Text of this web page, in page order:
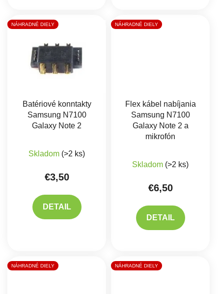
NÁHRADNÉ DIELY
Batériové konntakty
Samsung N7100
Galaxy Note 2
Skladom (>2 ks)
€3,50
DETAIL
NÁHRADNÉ DIELY
Flex kábel nabíjania
Samsung N7100
Galaxy Note 2 a
mikrofón
Skladom (>2 ks)
€6,50
DETAIL
NÁHRADNÉ DIELY NÁHRADNÉ DIELY